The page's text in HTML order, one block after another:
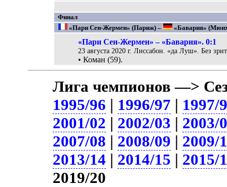
Финал
«Пари Сен-Жермен» (Париж) –
«Бавария»
«Пари Сен-Жермен» – «Бавария». 0:1
23 августа 2020 г. Лиссабон. «да Луш». Без
• Коман (59).
Лига чемпионов —>
1995/96 | 1996/97 | 1997/
2001/02 | 2002/03 | 2003/
2007/08 | 2008/09 | 2009/
2013/14 | 2014/15 | 2015/
2019/20